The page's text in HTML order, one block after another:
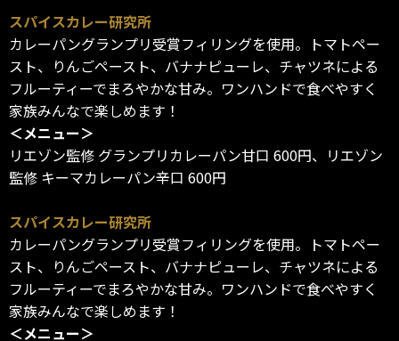
スパイスカレー研究所
カレーパングランプリ受賞フィリングを使用。トマトペー
スト、りんごペースト、バナナピューレ、チャツネによる
フルーティーでまろやかな甘み。ワンハンドで食べやすく
家族みんなで楽しめます！
＜メニュー＞
リエゾン監修 グランプリカレーパン甘口 600円、リエゾン
監修 キーマカレーパン辛口 600円
スパイスカレー研究所
カレーパングランプリ受賞フィリングを使用。トマトペー
スト、りんごペースト、バナナピューレ、チャツネによる
フルーティーでまろやかな甘み。ワンハンドで食べやすく
家族みんなで楽しめます！
＜メニュー＞